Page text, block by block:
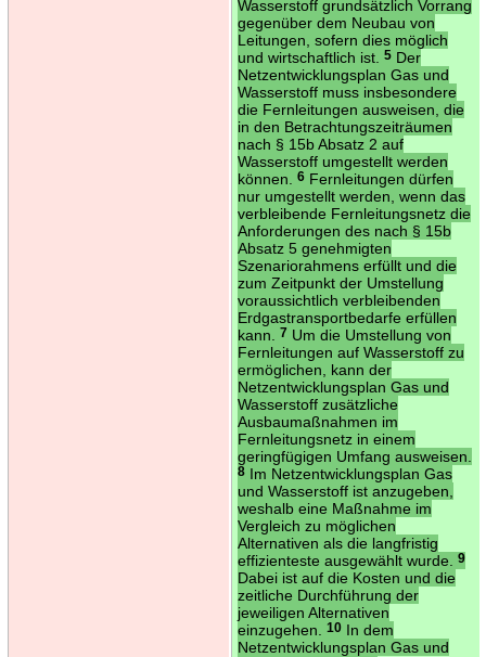
Wasserstoff grundsätzlich Vorrang
gegenüber dem Neubau von
Leitungen, sofern dies möglich
und wirtschaftlich ist.
5Der
Netzentwicklungsplan Gas und
Wasserstoff muss insbesondere
die Fernleitungen ausweisen, die
in den Betrachtungszeiträumen
nach § 15b Absatz 2 auf
Wasserstoff umgestellt werden
können.
6Fernleitungen dürfen
nur umgestellt werden, wenn das
verbleibende Fernleitungsnetz die
Anforderungen des nach § 15b
Absatz 5 genehmigten
Szenariorahmens erfüllt und die
zum Zeitpunkt der Umstellung
voraussichtlich verbleibenden
Erdgastransportbedarfe erfüllen
kann.
7Um die Umstellung von
Fernleitungen auf Wasserstoff zu
ermöglichen, kann der
Netzentwicklungsplan Gas und
Wasserstoff zusätzliche
Ausbaumaßnahmen im
Fernleitungsnetz in einem
geringfügigen Umfang ausweisen.
8Im Netzentwicklungsplan Gas
und Wasserstoff ist anzugeben,
weshalb eine Maßnahme im
Vergleich zu möglichen
Alternativen als die langfristig
effizienteste ausgewählt wurde.
9
Dabei ist auf die Kosten und die
zeitliche Durchführung der
jeweiligen Alternativen
einzugehen.
10In dem
Netzentwicklungsplan Gas und